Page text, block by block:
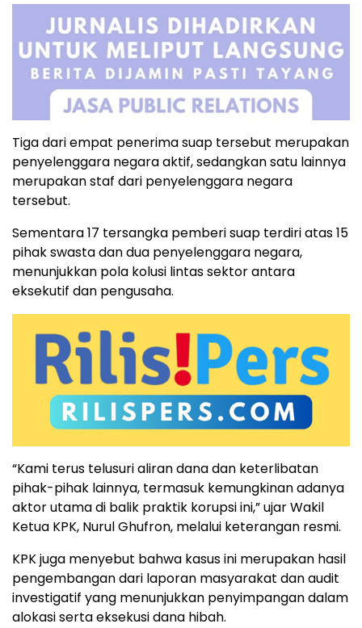
Tiga dari empat penerima suap tersebut merupakan
penyelenggara negara aktif, sedangkan satu lainnya
merupakan staf dari penyelenggara negara
tersebut.
Sementara 17 tersangka pemberi suap terdiri atas 15
pihak swasta dan dua penyelenggara negara,
menunjukkan pola kolusi lintas sektor antara
eksekutif dan pengusaha.
“Kami terus telusuri aliran dana dan keterlibatan
pihak-pihak lainnya, termasuk kemungkinan adanya
aktor utama di balik praktik korupsi ini,” ujar Wakil
Ketua KPK, Nurul Ghufron, melalui keterangan resmi.
KPK juga menyebut bahwa kasus ini merupakan hasil
pengembangan dari laporan masyarakat dan audit
investigatif yang menunjukkan penyimpangan dalam
alokasi serta eksekusi dana hibah.